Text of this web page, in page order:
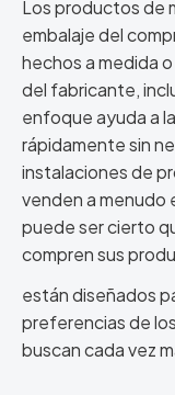
Los productos de
embalaje del
hechos a medida
del fabricante,
enfoque ayuda a
rápidamente sin
instalaciones de
venden a menudo
puede ser cierto
compren sus
están diseñados
preferencias de
buscan cada vez